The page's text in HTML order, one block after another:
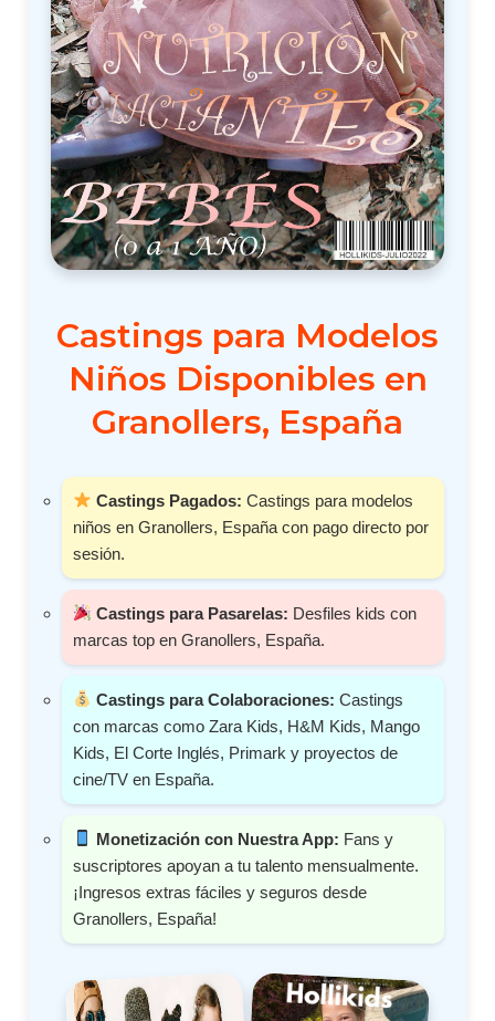
Castings para Modelos
Niños Disponibles en
Granollers, España
Castings Pagados: Castings para modelos
niños en Granollers, España con pago directo por
sesión.
Castings para Pasarelas: Desfiles kids con
marcas top en Granollers, España.
Castings para Colaboraciones: Castings
con marcas como Zara Kids, H&M Kids, Mango
Kids, El Corte Inglés, Primark y proyectos de
cine/TV en España.
Monetización con Nuestra App: Fans y
suscriptores apoyan a tu talento mensualmente.
¡Ingresos extras fáciles y seguros desde
Granollers, España!